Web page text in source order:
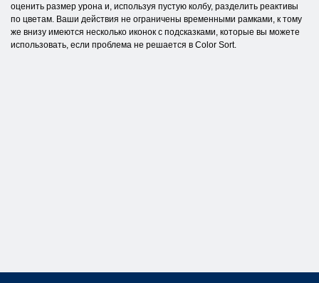
оценить размер урона и, используя пустую колбу, разделить реактивы
по цветам. Ваши действия не ограничены временными рамками, к тому
же внизу имеются несколько иконок с подсказками, которые вы можете
использовать, если проблема не решается в Color Sort.